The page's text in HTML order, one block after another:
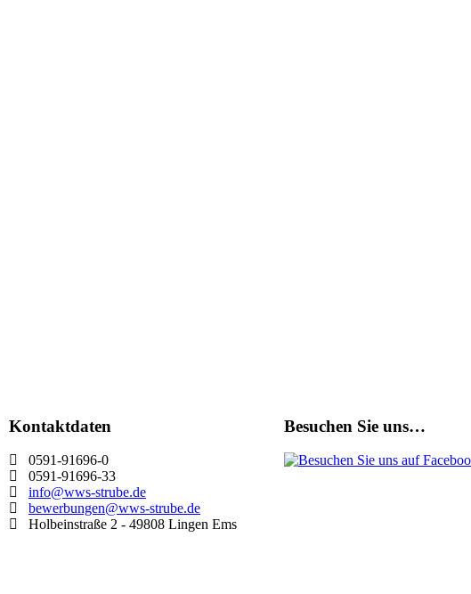
Kontaktdaten
0591-91696-0
0591-91696-33
info@wws-strube.de
bewerbungen@wws-strube.de
Holbeinstraße 2 - 49808 Lingen Ems
Besuchen Sie uns…